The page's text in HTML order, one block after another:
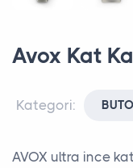
Avox Kat
Kategori:
AVOX ultra ince